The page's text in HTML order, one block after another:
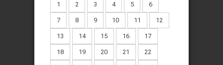
1 2 3 4 5 6
7 8 9 10 11 12
13 14 15 16 17
18 19 20 21 22